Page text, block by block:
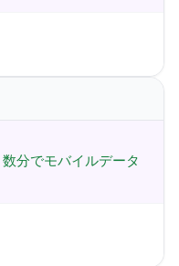
分でモバイルデータ